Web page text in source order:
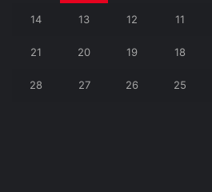
11
12
13
14
18
19
20
21
25
26
27
28